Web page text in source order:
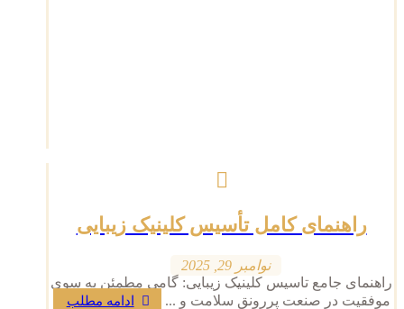
راهنمای کامل تأسیس کلینیک زیبایی
نوامبر 29, 2025
راهنمای جامع تاسیس کلینیک زیبایی: گامی مطمئن به سوی
موفقیت در صنعت پررونق سلامت و ...
ادامه مطلب